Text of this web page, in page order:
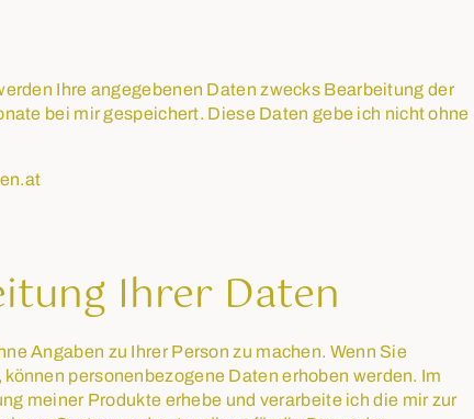
Ihre angegebenen Daten zwecks Bearbeitung der
bei mir gespeichert. Diese Daten gebe ich nicht ohne
Ihrer Daten
Angaben zu Ihrer Person zu machen. Wenn Sie
personenbezogene Daten erhoben werden. Im
meiner Produkte erhebe und verarbeite ich die mir zur